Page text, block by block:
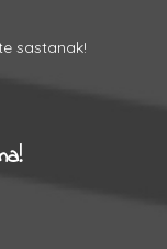
sastanak!